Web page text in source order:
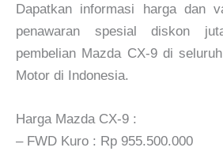
Dapatkan informasi harga dan
penawaran spesial diskon
pembelian Mazda CX-9 di
Motor di Indonesia.
Harga Mazda CX-9 :
– FWD Kuro : Rp 955.500.000